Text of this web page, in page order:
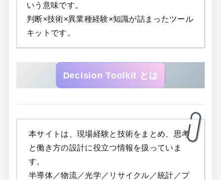
いう意味です。
判断×技術×異業種経験×知識が詰まったツール
キットです。
Decision Toolkit とは
本サイトは、現場経験と技術をまとめ、思考
と働き方の設計に役立つ情報を扱っていま
す。
半導体／物流／光学／リサイクル／統計／プ